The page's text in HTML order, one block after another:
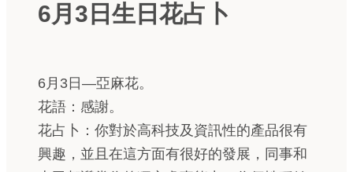
6月3日生日花占卜
6月3日—亞麻花。
花語：感謝。
花占卜：你對於高科技及資訊性的產品很有
興趣，並且在這方面有很好的發展，同事和